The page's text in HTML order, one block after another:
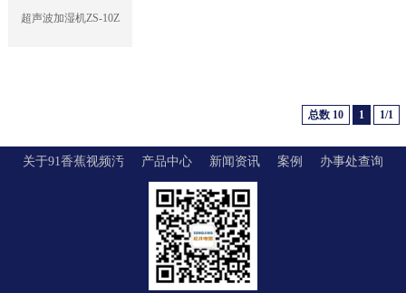
超声波加湿机ZS-10Z
总数 10 1 1/1
关于91香蕉视频汚 产品中心 新闻资讯 案例 办事处查询